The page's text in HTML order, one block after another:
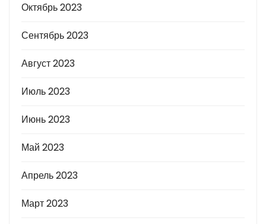
Октябрь 2023
Сентябрь 2023
Август 2023
Июль 2023
Июнь 2023
Май 2023
Апрель 2023
Март 2023